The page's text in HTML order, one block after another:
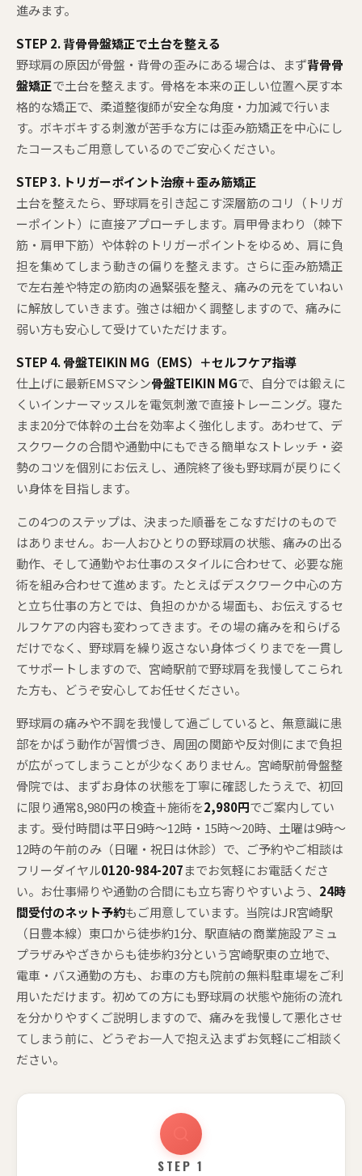
進みます。
STEP 2. 背骨骨盤矯正で土台を整える
野球肩の原因が骨盤・背骨の歪みにある場合は、まず背骨骨
盤矯正で土台を整えます。骨格を本来の正しい位置へ戻す本
格的な矯正で、柔道整復師が安全な角度・力加減で行いま
す。ボキボキする刺激が苦手な方には歪み筋矯正を中心にし
たコースもご用意しているのでご安心ください。
STEP 3. トリガーポイント治療＋歪み筋矯正
土台を整えたら、野球肩を引き起こす深層筋のコリ（トリガ
ーポイント）に直接アプローチします。肩甲骨まわり（棘下
筋・肩甲下筋）や体幹のトリガーポイントをゆるめ、肩に負
担を集めてしまう動きの偏りを整えます。さらに歪み筋矯正
で左右差や特定の筋肉の過緊張を整え、痛みの元をていねい
に解放していきます。強さは細かく調整しますので、痛みに
弱い方も安心して受けていただけます。
STEP 4. 骨盤TEIKIN MG（EMS）＋セルフケア指導
仕上げに最新EMSマシン骨盤TEIKIN MGで、自分では鍛えに
くいインナーマッスルを電気刺激で直接トレーニング。寝た
まま20分で体幹の土台を効率よく強化します。あわせて、デ
スクワークの合間や通勤中にもできる簡単なストレッチ・姿
勢のコツを個別にお伝えし、通院終了後も野球肩が戻りにく
い身体を目指します。
この4つのステップは、決まった順番をこなすだけのもので
はありません。お一人おひとりの野球肩の状態、痛みの出る
動作、そして通勤やお仕事のスタイルに合わせて、必要な施
術を組み合わせて進めます。たとえばデスクワーク中心の方
と立ち仕事の方とでは、負担のかかる場面も、お伝えするセ
ルフケアの内容も変わってきます。その場の痛みを和らげる
だけでなく、野球肩を繰り返さない身体づくりまでを一貫し
てサポートしますので、宮崎駅前で野球肩を我慢してこられ
た方も、どうぞ安心してお任せください。
野球肩の痛みや不調を我慢して過ごしていると、無意識に患
部をかばう動作が習慣づき、周囲の関節や反対側にまで負担
が広がってしまうことが少なくありません。宮崎駅前骨盤整
骨院では、まずお身体の状態を丁寧に確認したうえで、初回
に限り通常8,980円の検査＋施術を2,980円でご案内してい
ます。受付時間は平日9時〜12時・15時〜20時、土曜は9時〜
12時の午前のみ（日曜・祝日は休診）で、ご予約やご相談は
フリーダイヤル0120-984-207までお気軽にお電話くださ
い。お仕事帰りや通勤の合間にも立ち寄りやすいよう、 24時
間受付のネット予約もご用意しています。当院はJR宮崎駅
（日豊本線）東口から徒歩約1分、駅直結の商業施設アミュ
プラザみやざきからも徒歩約3分という宮崎駅東の立地で、
電車・バス通勤の方も、お車の方も院前の無料駐車場をご利
用いただけます。初めての方にも野球肩の状態や施術の流れ
を分かりやすくご説明しますので、痛みを我慢して悪化させ
てしまう前に、どうぞお一人で抱え込まずお気軽にご相談く
ださい。
STEP 1